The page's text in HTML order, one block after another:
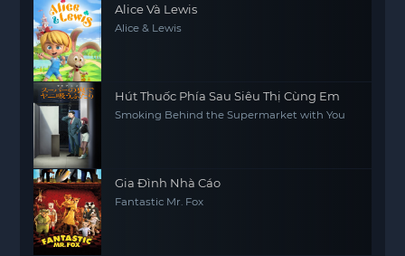
Alice Và Lewis
Alice & Lewis
Hút Thuốc Phía Sau Siêu Thị Cùng Em
Smoking Behind the Supermarket with You
Gia Đình Nhà Cáo
Fantastic Mr. Fox